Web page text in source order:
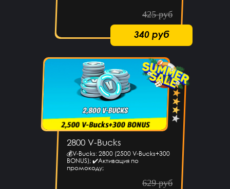
425 руб
340 руб
2800 V-Bucks
💰V-Bucks: 2800 (2500 V-Bucks+300
BONUS); ✔️Активация по
промокоду;
629 руб